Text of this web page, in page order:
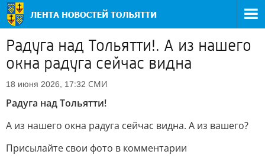
Радуга над Тольятти!. А из нашего
окна радуга сейчас видна
18 июня 2026, 17:32 СМИ
Радуга над Тольятти!
А из нашего окна радуга сейчас видна. А из вашего?
Присылайте свои фото в комментарии